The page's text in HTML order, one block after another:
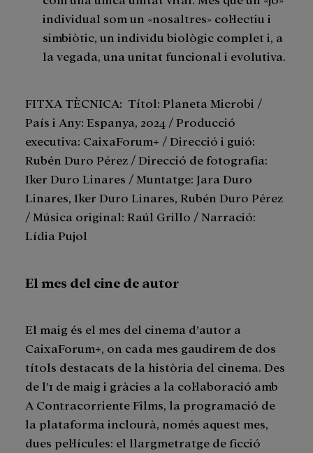
individual som un «nosaltres» col·lectiu i
simbiòtic, un individu biològic complet i, a
la vegada, una unitat funcional i evolutiva.
FITXA TÈCNICA: Títol: Planeta Microbi /
País i Any: Espanya, 2024 / Producció
executiva: CaixaForum+ / Direcció i guió:
Rubén Duro Pérez / Direcció de fotografia:
Iker Duro Linares / Muntatge: Jara Duro
Linares, Iker Duro Linares, Rubén Duro Pérez
/ Música original: Raúl Grillo / Narració:
Lídia Pujol
El mes del cine de autor
El maig és el mes del cinema d’autor a
CaixaForum+, on cada mes gaudirem de dos
títols destacats de la història del cinema. Des
de l’1 de maig i gràcies a la col·laboració amb
A Contracorriente Films, la programació de
la plataforma inclourà, només aquest mes,
dues pel·lícules: el llargmetratge de ficció